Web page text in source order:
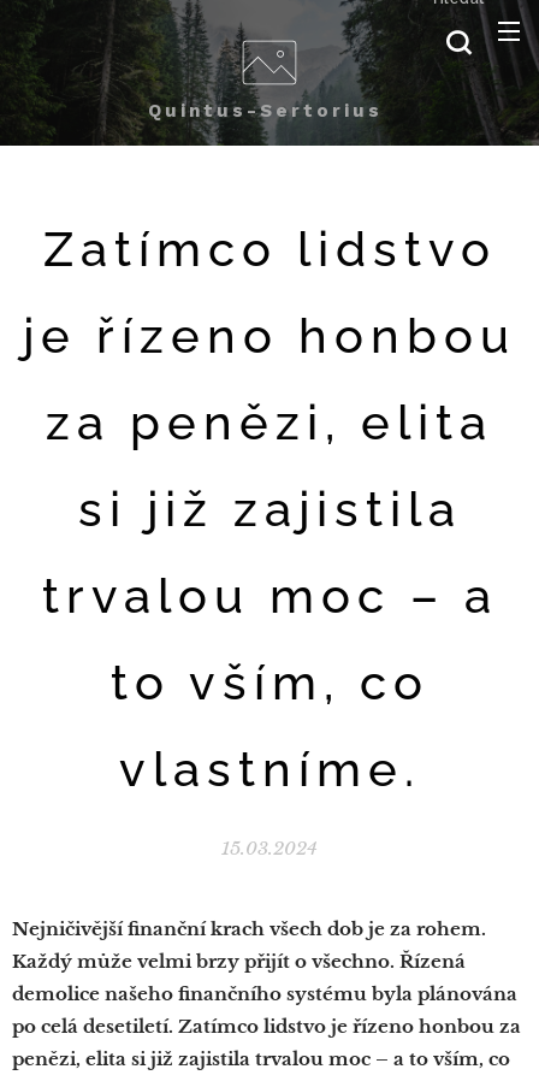
Quintus-Sertorius
Zatímco lidstvo
je řízeno honbou
za penězi, elita
si již zajistila
trvalou moc – a
to vším, co
vlastníme.
15.03.2024
Nejničivější finanční krach všech dob je za rohem.
Každý může velmi brzy přijít o všechno. Řízená
demolice našeho finančního systému byla plánována
po celá desetiletí. Zatímco lidstvo je řízeno honbou za
penězi, elita si již zajistila trvalou moc – a to vším, co